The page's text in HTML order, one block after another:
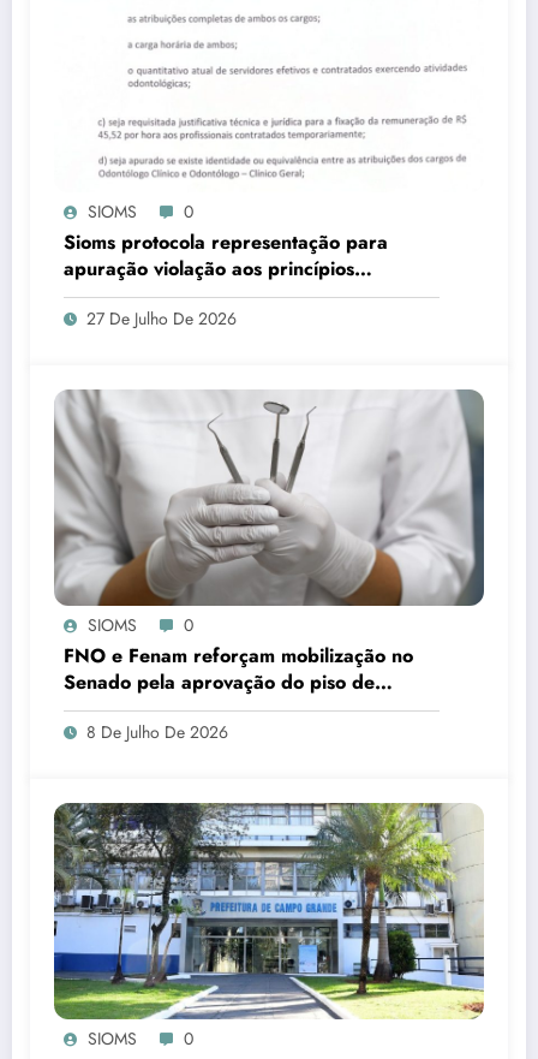
SIOMS 0
Sioms protocola representação para
apuração violação aos princípios
constitucionais da Administração Pública,
em Ladário
27 De Julho De 2026
SIOMS 0
FNO e Fenam reforçam mobilização no
Senado pela aprovação do piso de
cirurgiões-dentistas e médicos
8 De Julho De 2026
SIOMS 0